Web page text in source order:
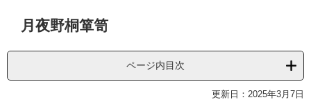
月夜野桐箪笥
ページ内目次
更新日：2025年3月7日